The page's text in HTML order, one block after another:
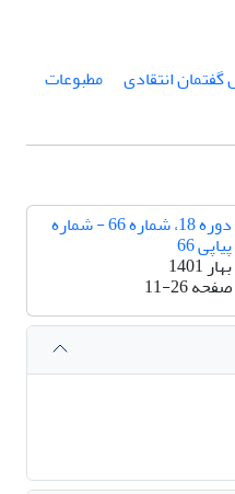
گفتمان انتقادی
مطبوعات
دوره 18، شماره 66 - شماره
پیاپی 66
بهار 1401
صفحه11-26